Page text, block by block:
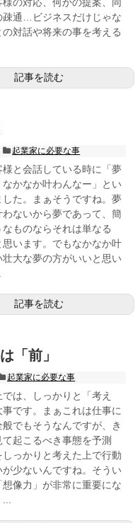
疎通…ビジネスだけじゃな
の対話や将来の事を考える
記事を読む
起業家に必要な事
様と会話している時に「夢
なかなか叶わんなー」とい
した。まぁそうですね。夢
わないから夢であって、簡
ものならそれは単なる
思います。でもなかなか叶
壮大な夢の方がいいと思い
記事を読む
「前」
起業家に必要な事
は、しっかりと「考え
事です。まぁこれは仕事に
般でもそうなんですが、き
起こるべき事態を予測
しっかりと考えた上で行動
少ないんですね。そうい
想像力」が非常に重要にな